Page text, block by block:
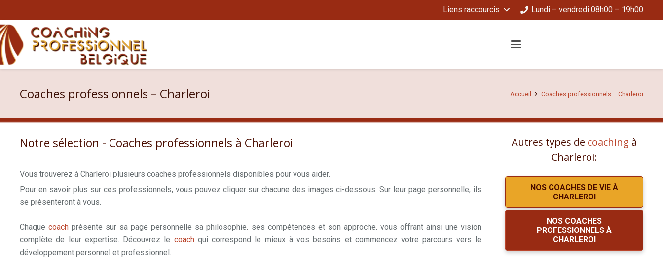
Liens raccourcis Lundi – vendredi 08h00 – 19h00
Coaches professionnels – Charleroi Accueil Coaches professionnels – Charleroi
Notre sélection - Coaches professionnels à Charleroi
Vous trouverez à Charleroi plusieurs coaches professionnels disponibles pour vous aider.
Pour en savoir plus sur ces professionnels, vous pouvez cliquer sur chacune des images ci-dessous. Sur leur page personnelle, ils
se présenteront à vous.
Chaquecoach présente sur sa page personnelle sa philosophie, ses compétences et son approche, vous offrant ainsi une vision
complète de leur expertise. Découvrez le coachqui correspond le mieux à vos besoins et commencez votre parcours vers le
développement personnel et professionnel.
Autres types de coaching à
Charleroi:
NOS COACHES DE VIE À
CHARLEROI
NOS COACHES
PROFESSIONNELS À
CHARLEROI